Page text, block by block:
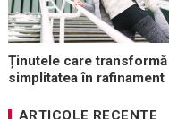
Ținutele care transformă
simplitatea în rafinament
ARTICOLE RECENTE